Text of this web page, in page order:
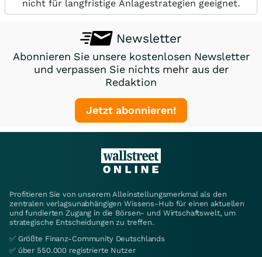
nicht für langfristige Anlagestrategien geeignet.
Newsletter
Abonnieren Sie unsere kostenlosen Newsletter
und verpassen Sie nichts mehr aus der
Redaktion
Jetzt abonnieren!
Profitieren Sie von unserem Alleinstellungsmerkmal als den
zentralen verlagsunabhängigen Wissens-Hub für einen aktuellen
und fundierten Zugang in die Börsen- und Wirtschaftswelt, um
strategische Entscheidungen zu treffen.
✅ Größte Finanz-Community Deutschlands
✅ über 550.000 registrierte Nutzer